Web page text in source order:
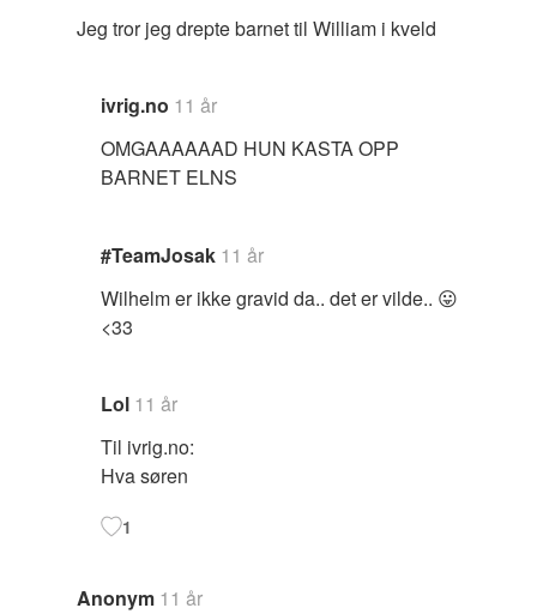
Jeg tror jeg drepte barnet til William i kveld
ivrig.no 11 år
OMGAAAAAAD HUN KASTA OPP
BARNET ELNS
#TeamJosak 11 år
Wilhelm er ikke gravid da.. det er vilde.. 😛
<33
Lol 11 år
Til ivrig.no:
Hva søren
1
Anonym 11 år